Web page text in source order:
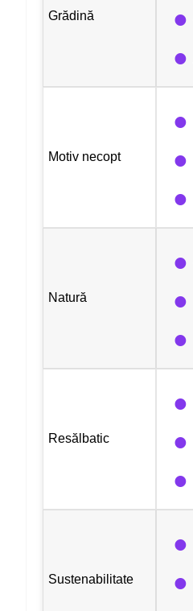
Grădină
Motiv necopt
Natură
Resălbatic
Sustenabilitate